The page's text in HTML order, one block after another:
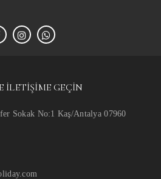
İLETIŞIME GEÇIN
Sokak No:1 Kaş/Antalya 07960